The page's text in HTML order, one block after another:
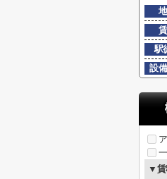
駅
設
▼賃